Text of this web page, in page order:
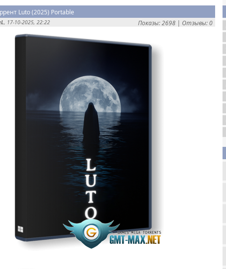
Luto (2025) Portable
Показы: 2698 | Отзывы: 0
, 17-10-2025, 22:22